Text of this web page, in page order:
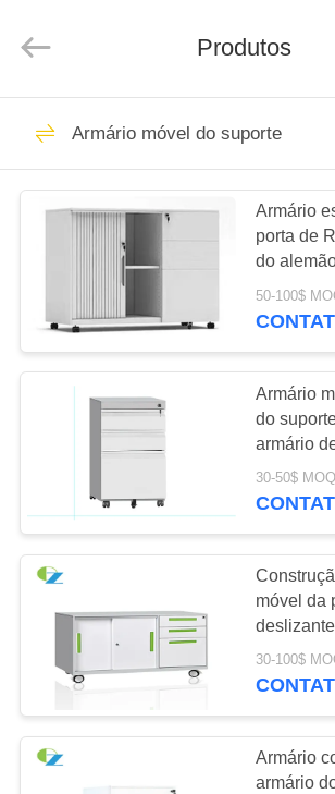
CASA
PRODUTOS
EXCURSÃO
FÁBRICA
CONTROLE
DA
QUALIDADE
CONTACTE-
NOS
NOTÍCIA
Trading
Cacifos de aço
escritório
Armário de
escritório
Armários de
laterais do
Produtos
Armário móvel do suporte
Armário
porta de
do
do
Office
50-100$
Armário
do
armário
rolamento
30-50$
móvel da
suporte
escritório
30-100$
Armário
armário